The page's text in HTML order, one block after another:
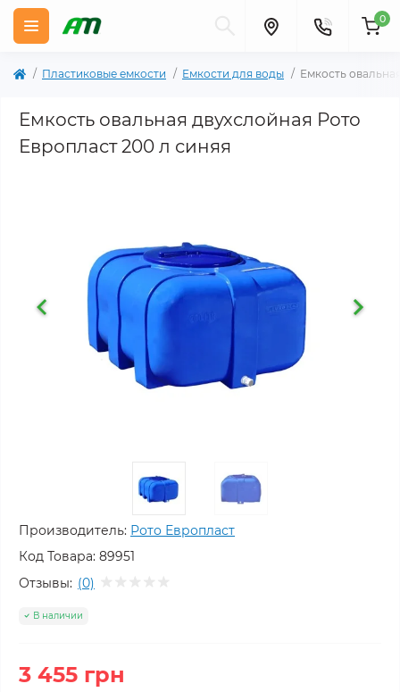
0
Пластиковые емкости Емкости для воды Емкость
Емкость овальная двухслойная Рото
Европласт 200 л синяя
Производитель: Рото Европласт
Код Товара: 89951
Отзывы: (0)
В наличии
3 455 грн